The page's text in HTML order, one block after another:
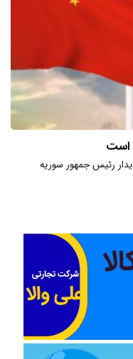
است
رئیس جمهور سوریه